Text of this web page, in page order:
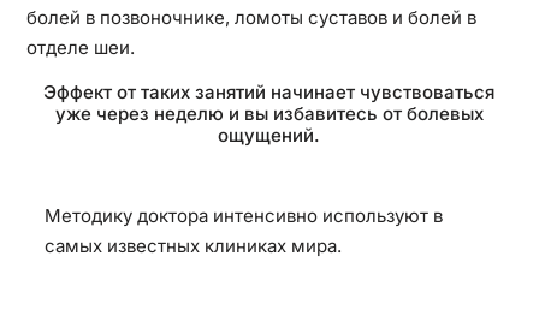
болей в позвоночнике, ломоты суставов и болей в
отделе шеи.
Эффект от таких занятий начинает чувствоваться
уже через неделю и вы избавитесь от болевых
ощущений.
Методику доктора интенсивно используют в
самых известных клиниках мира.